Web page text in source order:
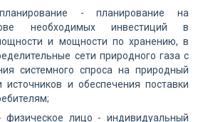
- планирование на
необходимых инвестиций в
и мощности по хранению, в
сети природного газа с
системного спроса на природный
источников и обеспечения поставки
физическое лицо - индивидуальный